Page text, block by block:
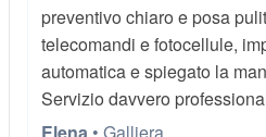
preventivo chiaro e posa
telecomandi e fotocellule,
automatica e spiegato la
Servizio davvero
Elena • Galliera